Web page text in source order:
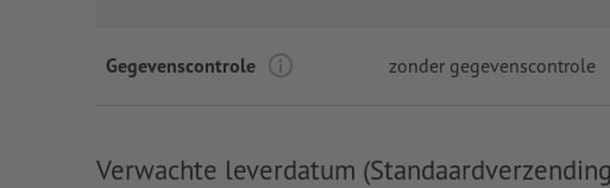
Gegevenscontrole zonder gegevenscontrole
Verwachte leverdatum